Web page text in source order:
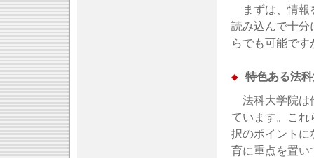
まずは、情報
読み込んで十分
らでも可能で
◆ 特色ある法
法科大学院は
ています。こ
択のポイントに
育に重点を置い